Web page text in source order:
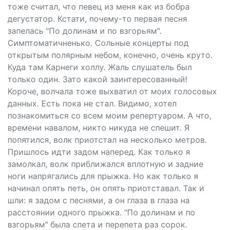
тоже считал, что певец из меня как из бобра
дегустатор. Кстати, почему-то первая песня
запелась "По долинам и по взгорьям".
Симптоматичненько. Сольные концерты под
открытым полярным небом, конечно, очень круто.
Куда там Карнеги холлу. Жаль слушатель был
только один. Зато какой заинтересованный!
Короче, волчала тоже выхватил от моих голосовых
данных. Есть пока не стал. Видимо, хотел
познакомиться со всем моим репертуаром. А что,
времени навалом, никто никуда не спешит. Я
попятился, волк приотстал на несколько метров.
Пришлось идти задом наперед. Как только я
замолкал, волк приближался вплотную и задние
ноги напрягались для прыжка. Но как только я
начинал опять петь, он опять приотставал. Так и
шли: я задом с песнями, а он глаза в глаза на
расстоянии одного прыжка. "По долинам и по
взгорьям" была спета и перепета раз сорок.